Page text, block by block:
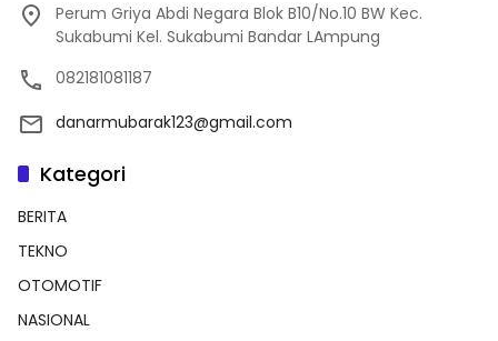
Perum Griya Abdi Negara Blok B10/No.10 BW Kec.
Sukabumi Kel. Sukabumi Bandar LAmpung
082181081187
danarmubarak123@gmail.com
Kategori
BERITA
TEKNO
OTOMOTIF
NASIONAL